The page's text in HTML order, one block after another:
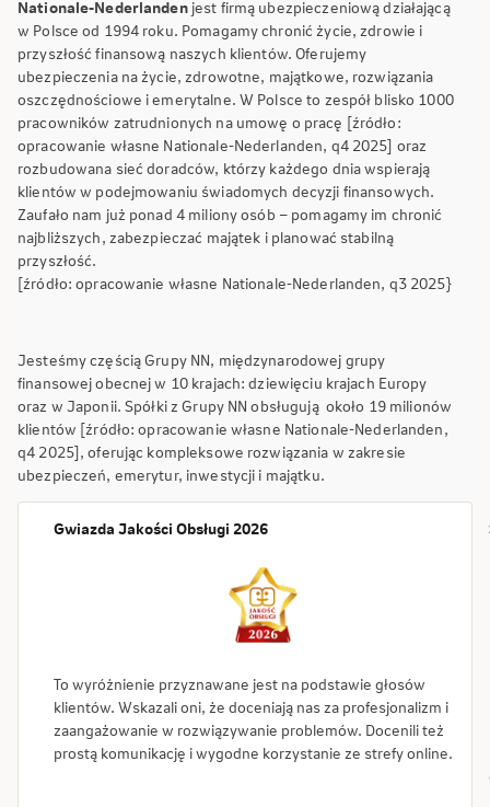
Nationale-Nederlanden jest firmą ubezpieczeniową działającą
w Polsce od 1994 roku. Pomagamy chronić życie, zdrowie i
przyszłość finansową naszych klientów. Oferujemy
ubezpieczenia na życie, zdrowotne, majątkowe, rozwiązania
oszczędnościowe i emerytalne. W Polsce to zespół blisko 1000
pracowników zatrudnionych na umowę o pracę [źródło:
opracowanie własne Nationale-Nederlanden, q4 2025] oraz
rozbudowana sieć doradców, którzy każdego dnia wspierają
klientów w podejmowaniu świadomych decyzji finansowych.
Zaufało nam już ponad 4 miliony osób – pomagamy im chronić
najbliższych, zabezpieczać majątek i planować stabilną
przyszłość.
[źródło: opracowanie własne Nationale-Nederlanden, q3 2025}
Jesteśmy częścią Grupy NN, międzynarodowej grupy
finansowej obecnej w 10 krajach: dziewięciu krajach Europy
oraz w Japonii. Spółki z Grupy NN obsługują około 19 milionów
klientów [źródło: opracowanie własne Nationale-Nederlanden,
q4 2025], oferując kompleksowe rozwiązania w zakresie
ubezpieczeń, emerytur, inwestycji i majątku.
Gwiazda Jakości Obsługi 2026
To wyróżnienie przyznawane jest na podstawie głosów
klientów. Wskazali oni, że doceniają nas za profesjonalizm i
zaangażowanie w rozwiązywanie problemów. Docenili też
prostą komunikację i wygodne korzystanie ze strefy online.